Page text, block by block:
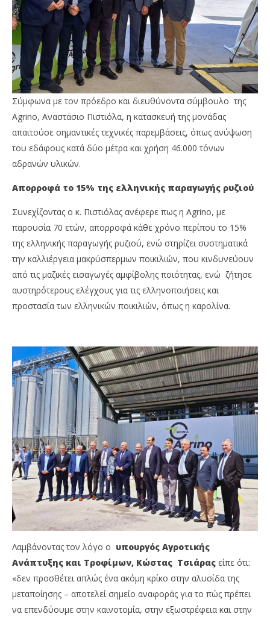
Σύμφωνα με τον πρόεδρο και διευθύνοντα σύμβουλο της
Agrino, Αναστάσιο Πιστιόλα, η κατασκευή της μονάδας
απαιτούσε σημαντικές τεχνικές παρεμβάσεις, όπως ανύψωση
του εδάφους κατά δύο μέτρα και χρήση 46.000 τόνων
αδρανών υλικών.
Απορροφά το 15% της ελληνικής παραγωγής ρυζιού
Συνεχίζοντας ο κ. Πιστιόλας ανέφερε πως η Agrino, με
παρουσία 70 ετών, απορροφά κάθε χρόνο περίπου το 15%
της ελληνικής παραγωγής ρυζιού, ενώ στηρίζει συστηματικά
την καλλιέργεια μακρύσπερμων ποικιλιών, που κινδυνεύουν
από τις μαζικές εισαγωγές αμφίβολης ποιότητας, ενώ ζήτησε
αυστηρότερους ελέγχους για τις ελληνοποιήσεις και
προστασία των ελληνικών ποικιλιών, όπως η καρολίνα.
Λαμβάνοντας τον λόγο ο υπουργός Αγροτικής
Ανάπτυξης και Τροφίμων, Κώστας Τσιάρας είπε ότι:
«δεν προσθέτει απλώς ένα ακόμη κρίκο στην αλυσίδα της
μεταποίησης – αποτελεί σημείο αναφοράς για το πώς πρέπει
να επενδύουμε στην καινοτομία, στην εξωστρέφεια και στην